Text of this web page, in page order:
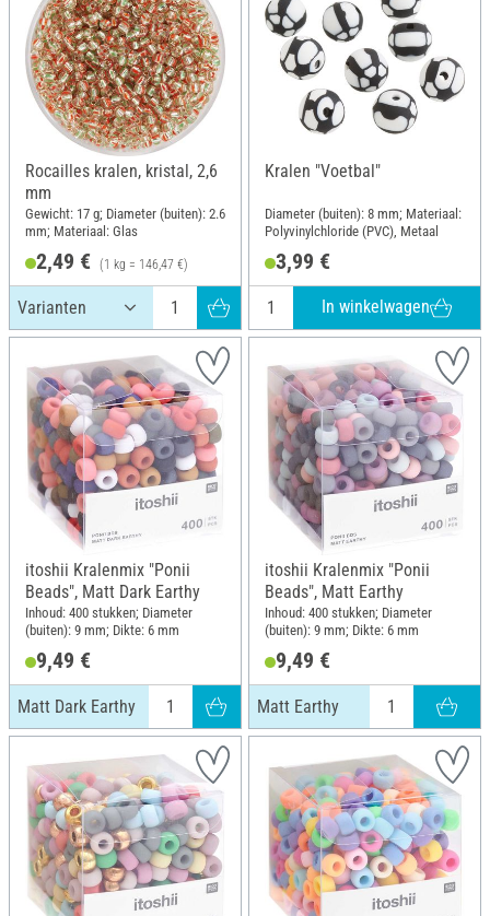
Rocailles kralen, kristal, 2,6
mm
Gewicht: 17 g; Diameter (buiten): 2.6
mm; Materiaal: Glas
2,49 € (1 kg = 146,47 €)
Kralen "Voetbal"
Diameter (buiten): 8 mm; Materiaal:
Polyvinylchloride (PVC), Metaal
3,99 €
In winkelwagen
itoshii Kralenmix "Ponii
Beads", Matt Dark Earthy
Inhoud: 400 stukken; Diameter
(buiten): 9 mm; Dikte: 6 mm
9,49 €
Matt Dark Earthy
itoshii Kralenmix "Ponii
Beads", Matt Earthy
Inhoud: 400 stukken; Diameter
(buiten): 9 mm; Dikte: 6 mm
9,49 €
Matt Earthy